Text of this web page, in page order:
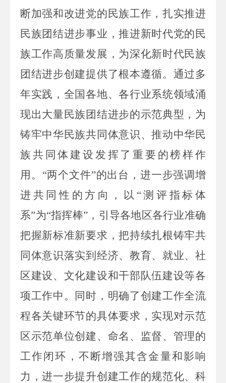
断加强和改进党的民族工作，扎实推进
民族团结进步事业，推进新时代党的民
族工作高质量发展，为深化新时代民族
团结进步创建提供了根本遵循。通过多
年实践，全国各地、各行业系统领域涌
现出大量民族团结进步的示范典型，为
铸牢中华民族共同体意识、推动中华民
族共同体建设发挥了重要的榜样作
用。“两个文件”的出台，进一步强调增
进共同性的方向，以“测评指标体
系”为“指挥棒”，引导各地区各行业准确
把握新标准新要求，把持续扎根铸牢共
同体意识落实到经济、教育、就业、社
区建设、文化建设和干部队伍建设等各
项工作中。同时，明确了创建工作全流
程各关键环节的具体要求，实现对示范
区示范单位创建、命名、监督、管理的
工作闭环，不断增强其含金量和影响
力，进一步提升创建工作的规范化、科